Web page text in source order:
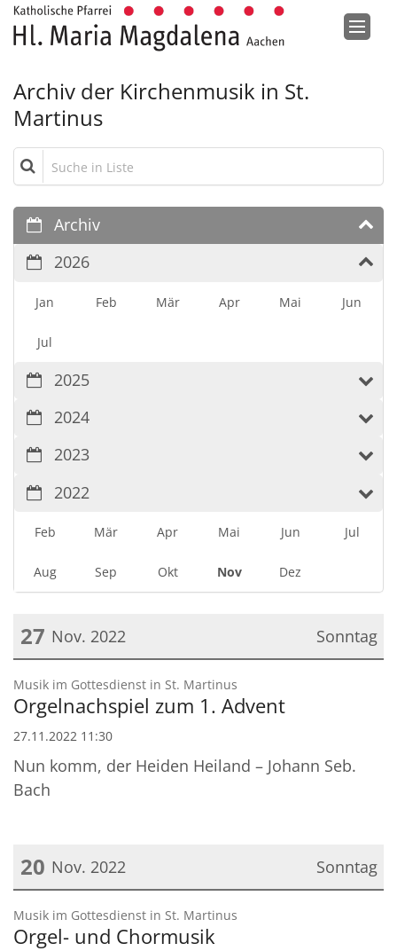
Zum Inhalt springen
Archiv der Kirchenmusik in St.
Martinus
Suche in Liste
Archiv
2026
Jan Feb Mär Apr Mai Jun
Jul
2025
2024
2023
2022
Feb Mär Apr Mai Jun Jul
Aug Sep Okt Nov Dez
Sonntag
27 Nov. 2022
Datum: 27. November 2022
Musik im Gottesdienst in St. Martinus
Orgelnachspiel zum 1. Advent
27.11.2022 11:30
Nun komm, der Heiden Heiland – Johann Seb.
Bach
Sonntag
20 Nov. 2022
Datum: 20. November 2022
Musik im Gottesdienst in St. Martinus
Orgel- und Chormusik